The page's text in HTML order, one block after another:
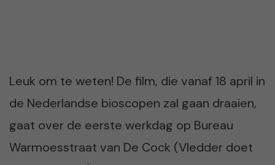
Leuk om te weten! De film, die vanaf 18 april in
de Nederlandse bioscopen zal gaan draaien,
gaat over de eerste werkdag op Bureau
Warmoesstraat van De Cock (Vledder doet